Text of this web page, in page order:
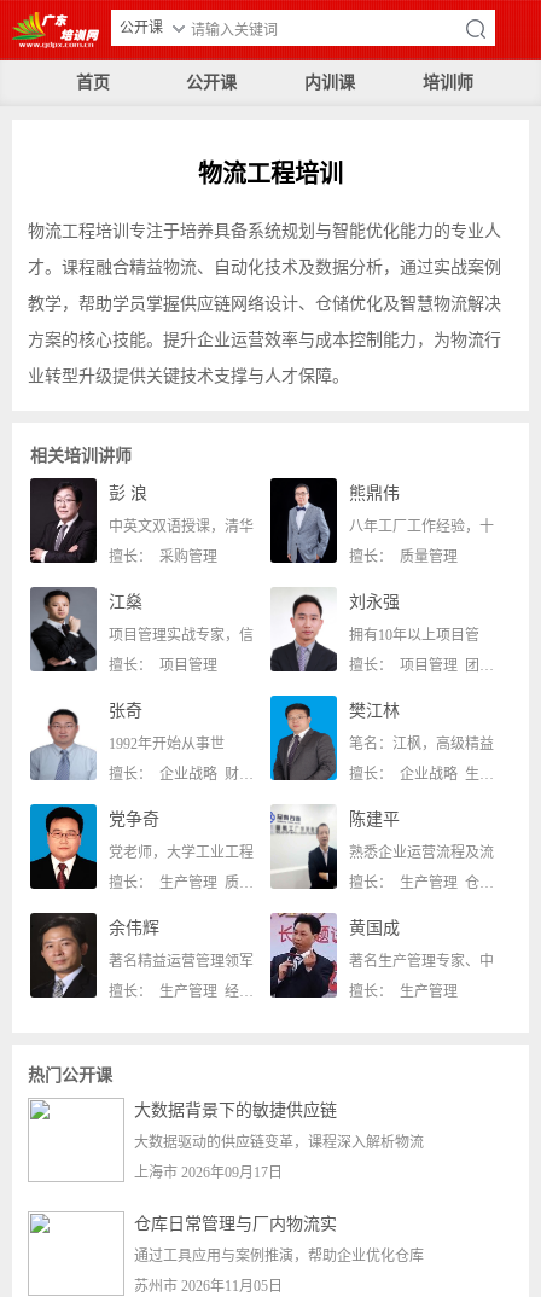
公开课
首页 公开课 内训课 培训师
物流工程培训
物流工程培训专注于培养具备系统规划与智能优化能力的专业人
才。课程融合精益物流、自动化技术及数据分析，通过实战案例
教学，帮助学员掌握供应链网络设计、仓储优化及智慧物流解决
方案的核心技能。提升企业运营效率与成本控制能力，为物流行
业转型升级提供关键技术支撑与人才保障。
相关培训讲师
彭 浪
中英文双语授课，清华
擅长： 采购管理
熊鼎伟
八年工厂工作经验，十
擅长： 质量管理
江燊
项目管理实战专家，信
擅长： 项目管理
刘永强
拥有10年以上项目管
擅长： 项目管理 团队管理
张奇
1992年开始从事世
擅长： 企业战略 财税管理
樊江林
笔名：江枫，高级精益
擅长： 企业战略 生产管理 仓储物流 个人技能 经营管理
党争奇
党老师，大学工业工程
擅长： 生产管理 质量管理
陈建平
熟悉企业运营流程及流
擅长： 生产管理 仓储物流
余伟辉
著名精益运营管理领军
擅长： 生产管理 经营管理
黄国成
著名生产管理专家、中
擅长： 生产管理
热门公开课
大数据背景下的敏捷供应链
大数据驱动的供应链变革，课程深入解析物流
上海市 2026年09月17日
仓库日常管理与厂内物流实
通过工具应用与案例推演，帮助企业优化仓库
苏州市 2026年11月05日